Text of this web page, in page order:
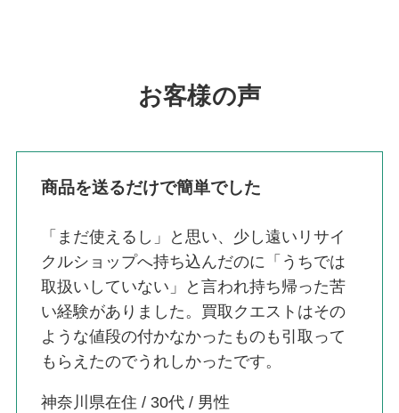
お客様の声
商品を送るだけで簡単でした
「まだ使えるし」と思い、少し遠いリサイ
クルショップへ持ち込んだのに「うちでは
取扱いしていない」と言われ持ち帰った苦
い経験がありました。買取クエストはその
ような値段の付かなかったものも引取って
もらえたのでうれしかったです。
神奈川県在住 / 30代 / 男性